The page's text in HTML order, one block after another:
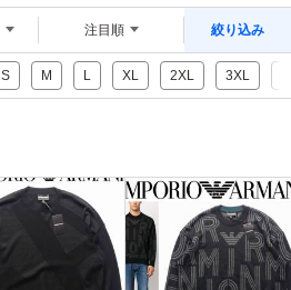
注目順 絞り込み
S M L XL 2XL 3XL